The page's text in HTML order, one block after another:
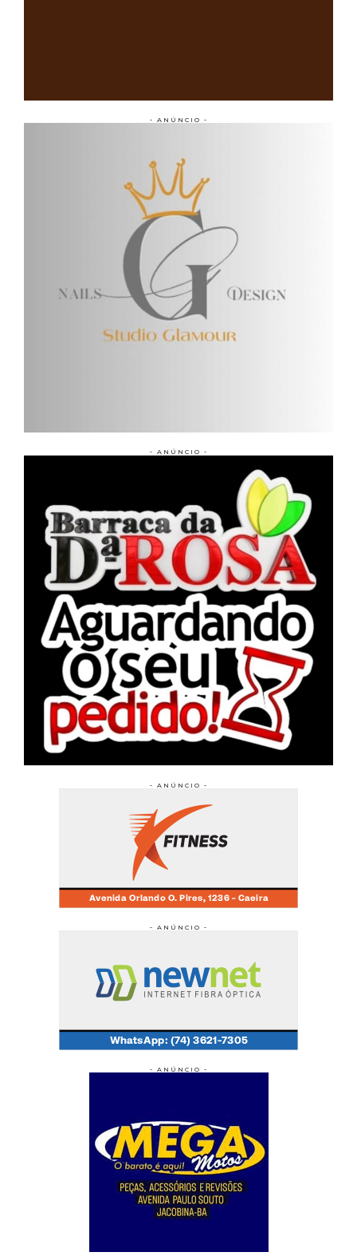
- ANÚNCIO -
- ANÚNCIO -
- ANÚNCIO -
- ANÚNCIO -
- ANÚNCIO -